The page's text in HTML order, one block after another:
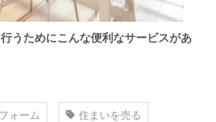
うためにこんな便利なサービスがあ
ォーム 住まいを売る